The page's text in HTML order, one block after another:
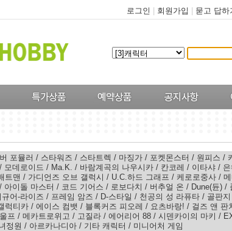
로그인 회원가입 묻고 답하
포뮬러 / 스타워즈 / 스타트렉 / 마징가 / 포켓몬스터 / 원피스 /
/ 모데로이드 / Ma.K. / 바람계곡의 나우시카 / 칸코레 / 이타샤 /
트맨 / 가디언즈 오브 갤럭시 / U.C.하드 그래프 / 케로로중사 /
/ 아이돌 마스터 / 코드 기어스 / 로보다치 / 버추얼 온 / Dune(듄) /
규어-라이즈 / 프레임 암즈 / D-스타일 / 천공의 성 라퓨타 / 골판
럭티카 / 에이스 컴뱃 / 블록커즈 피오레 / 요츠바랑! / 걸즈 앤 판
프 / 메카트로위고 / 고질라 / 에어리어 88 / 시덴카이의 마키 /
정원 / 아르카나디아 / 기타 캐릭터 / 미니어처 게임